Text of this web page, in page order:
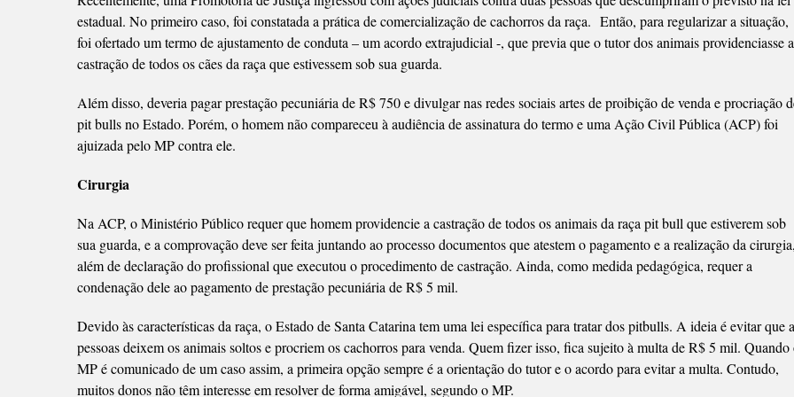
estadual. No primeiro caso, foi constatada a prática de comercialização de cachorros da raça. Então, para regularizar a situação,
foi ofertado um termo de ajustamento de conduta – um acordo extrajudicial -, que previa que o tutor dos animais providenciasse a
castração de todos os cães da raça que estivessem sob sua guarda.
Além disso, deveria pagar prestação pecuniária de R$ 750 e divulgar nas redes sociais artes de proibição de venda e procriação
pit bulls no Estado. Porém, o homem não compareceu à audiência de assinatura do termo e uma Ação Civil Pública (ACP) foi
ajuizada pelo MP contra ele.
Cirurgia
Na ACP, o Ministério Público requer que homem providencie a castração de todos os animais da raça pit bull que estiverem sob
sua guarda, e a comprovação deve ser feita juntando ao processo documentos que atestem o pagamento e a realização da cirurgia,
além de declaração do profissional que executou o procedimento de castração. Ainda, como medida pedagógica, requer a
condenação dele ao pagamento de prestação pecuniária de R$ 5 mil.
Devido às características da raça, o Estado de Santa Catarina tem uma lei específica para tratar dos pitbulls. A ideia é evitar que
pessoas deixem os animais soltos e procriem os cachorros para venda. Quem fizer isso, fica sujeito à multa de R$ 5 mil. Quando
MP é comunicado de um caso assim, a primeira opção sempre é a orientação do tutor e o acordo para evitar a multa. Contudo,
muitos donos não têm interesse em resolver de forma amigável, segundo o MP.